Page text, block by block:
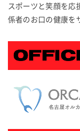
スポーツと笑顔を応
係者のお口の健康を